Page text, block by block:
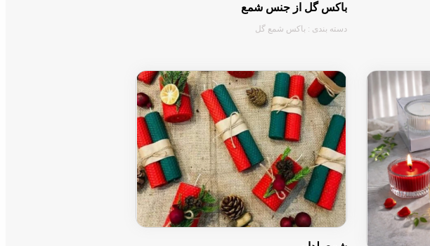
باکس گل از جنس شمع
دسته بندی : باکس شمع گل